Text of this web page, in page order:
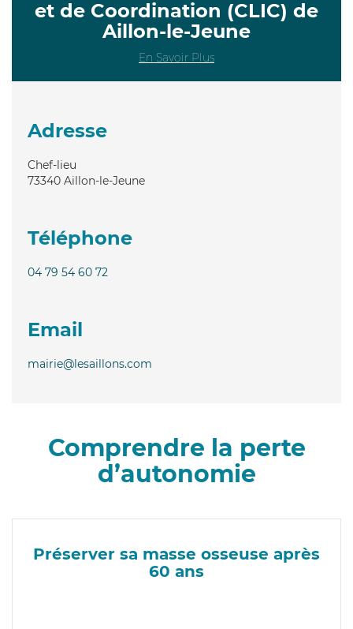
et de Coordination (CLIC) de
Aillon-le-Jeune
En Savoir Plus
Adresse
Chef-lieu
73340 Aillon-le-Jeune
Téléphone
04 79 54 60 72
Email
mairie@lesaillons.com
Comprendre la perte
d’autonomie
Préserver sa masse osseuse après
60 ans